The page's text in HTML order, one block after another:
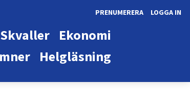
LOGGA IN
PRENUMERERA
Ekonomi
Skvaller
Helgläsning